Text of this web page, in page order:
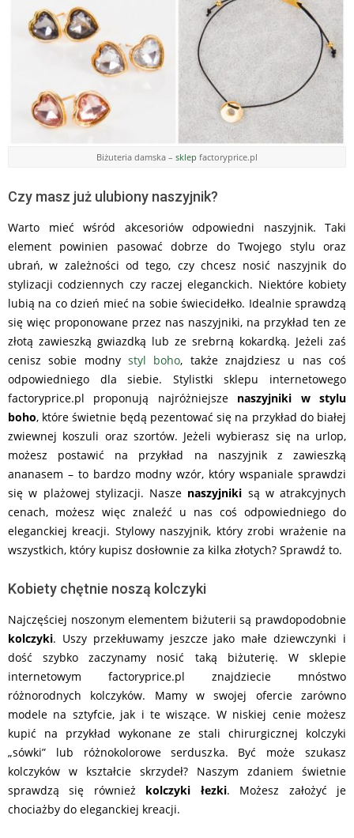
Biżuteria damska – sklep factoryprice.pl
Czy masz już ulubiony naszyjnik?
Warto mieć wśród akcesoriów odpowiedni naszyjnik. Taki
element powinien pasować dobrze do Twojego stylu oraz
ubrań, w zależności od tego, czy chcesz nosić naszyjnik do
stylizacji codziennych czy raczej eleganckich. Niektóre kobiety
lubią na co dzień mieć na sobie świecidełko. Idealnie sprawdzą
się więc proponowane przez nas naszyjniki, na przykład ten ze
złotą zawieszką gwiazdką lub ze srebrną kokardką. Jeżeli zaś
cenisz sobie modny styl boho, także znajdziesz u nas coś
odpowiedniego dla siebie. Stylistki sklepu internetowego
factoryprice.pl proponują najróżniejsze naszyjniki w stylu
boho, które świetnie będą pezentować się na przykład do białej
zwiewnej koszuli oraz szortów. Jeżeli wybierasz się na urlop,
możesz postawić na przykład na naszyjnik z zawieszką
ananasem – to bardzo modny wzór, który wspaniale sprawdzi
się w plażowej stylizacji. Nasze naszyjniki są w atrakcyjnych
cenach, możesz więc znaleźć u nas coś odpowiedniego do
eleganckiej kreacji. Stylowy naszyjnik, który zrobi wrażenie na
wszystkich, który kupisz dosłownie za kilka złotych? Sprawdź to.
Kobiety chętnie noszą kolczyki
Najczęściej noszonym elementem biżuterii są prawdopodobnie
kolczyki. Uszy przekłuwamy jeszcze jako małe dziewczynki i
dość szybko zaczynamy nosić taką biżuterię. W sklepie
internetowym factoryprice.pl znajdziecie mnóstwo
różnorodnych kolczyków. Mamy w swojej ofercie zarówno
modele na sztyfcie, jak i te wiszące. W niskiej cenie możesz
kupić na przykład wykonane ze stali chirurgicznej kolczyki
„sówki” lub różnokolorowe serduszka. Być może szukasz
kolczyków w kształcie skrzydeł? Naszym zdaniem świetnie
sprawdzą się również kolczyki łezki. Możesz założyć je
chociażby do eleganckiej kreacji.